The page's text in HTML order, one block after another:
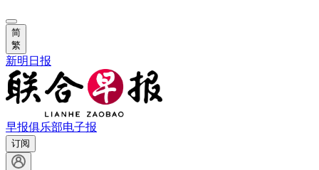
简
繁
新明日报
早报俱乐部电子报
订阅